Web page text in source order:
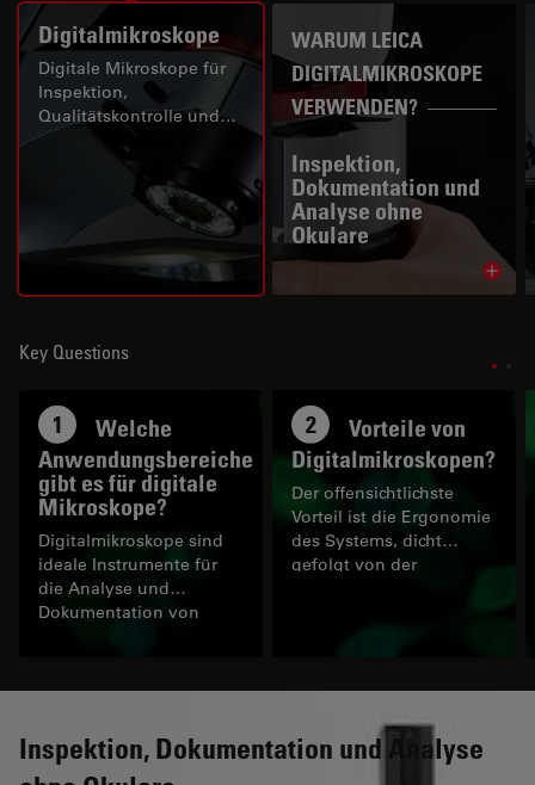
Digitalmikroskope
Digitale Mikroskope für
Inspektion,
Qualitätskontrolle und
Fehleranalyse sowie 2D-
und 3D-Messung und
Oberflächenmesstechnik
von Leica Microsystems.
WARUM LEICA
DIGITALMIKROSKOPE
VERWENDEN?
Inspektion,
Dokumentation und
Analyse ohne
Okulare
Key Questions
1
Welche
Anwendungsbereiche
gibt es für digitale
Mikroskope?
Digitalmikroskope sind
ideale Instrumente für
die Analyse und
Dokumentation von
Qualitätskontrolle und -
sicherung sowie in der
2
Vorteile von
Digitalmikroskopen?
Der offensichtlichste
Vorteil ist die Ergonomie
des Systems, dicht
gefolgt von der
Inspektion, Dokumentation und Analyse